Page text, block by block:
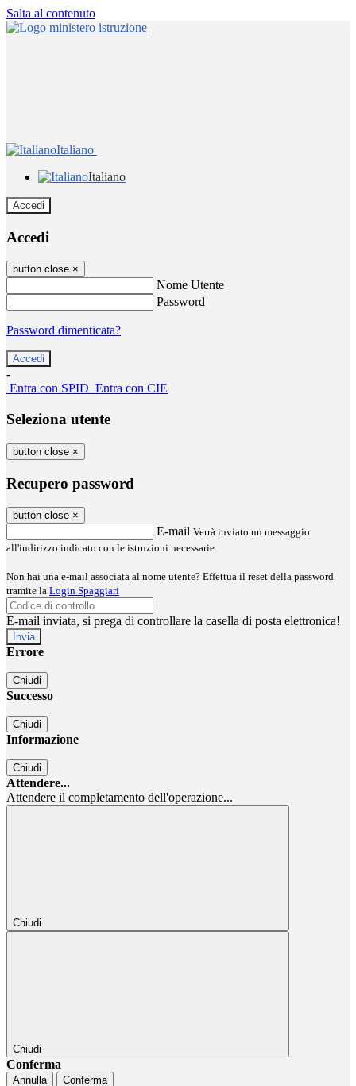
Salta al contenuto
Italiano
Italiano
Accedi
Accedi
button close ×
Nome Utente
Password
Password dimenticata?
-
Entra con SPID Entra con CIE
Seleziona utente
button close ×
Recupero password
button close ×
E-mail Verrà inviato un messaggio
all'indirizzo indicato con le istruzioni necessarie.
Non hai una e-mail associata al nome utente? Effettua il reset della password
tramite la Login Spaggiari
E-mail inviata, si prega di controllare la casella di posta elettronica!
Errore
Chiudi
Successo
Chiudi
Informazione
Chiudi
Attendere...
Attendere il completamento dell'operazione...
Chiudi
Chiudi
Conferma
Annulla Conferma